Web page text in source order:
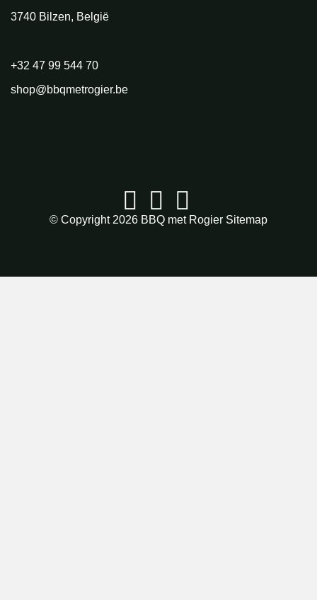
3740 Bilzen, België
+32 47 99 544 70
shop@bbqmetrogier.be
© Copyright 2026 BBQ met Rogier Sitemap